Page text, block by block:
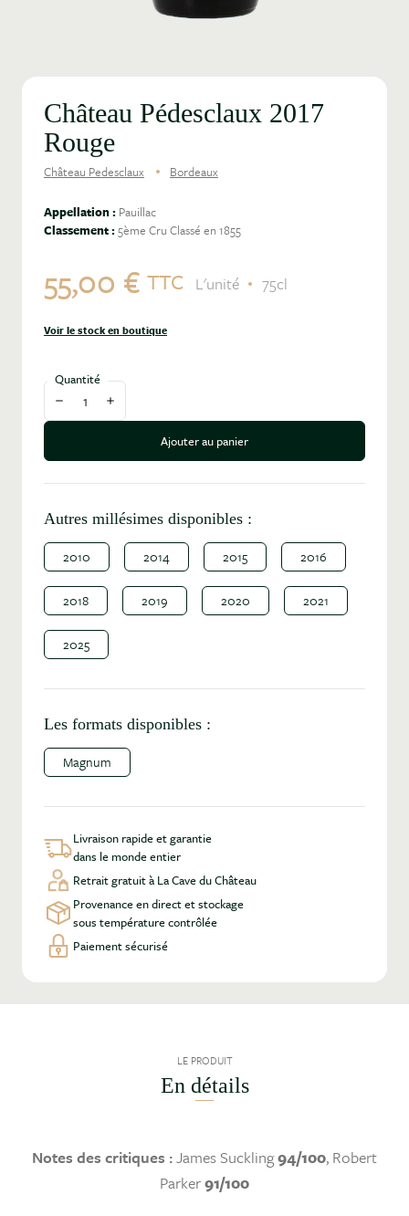
Château Pédesclaux 2017
Rouge
Château Pedesclaux Bordeaux
Appellation : Pauillac
Classement :5ème Cru Classé en 1855
55,00 € TTC L'unité 75cl
Voir le stock en boutique
Quantité
Diminuer la quantité
Augmenter la quantité
Ajouter au panier
Autres millésimes disponibles :
2010 2014 2015 2016
2018 2019 2020 2021
2025
Les formats disponibles :
Magnum
Livraison rapide et garantie
dans le monde entier
Retrait gratuit à La Cave du Château
Provenance en direct et stockage
sous température contrôlée
Paiement sécurisé
LE PRODUIT
En détails
Notes des critiques :James Suckling94/100, Robert
Parker91/100